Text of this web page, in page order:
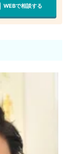
WEBで相談する